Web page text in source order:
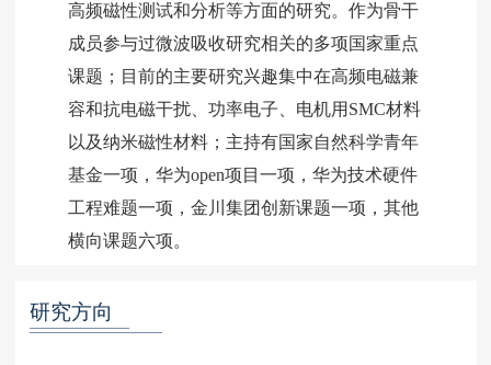
高频磁性测试和分析等方面的研究。作为骨干
成员参与过微波吸收研究相关的多项国家重点
课题；目前的主要研究兴趣集中在高频电磁兼
容和抗电磁干扰、功率电子、电机用SMC材料
以及纳米磁性材料；主持有国家自然科学青年
基金一项，华为open项目一项，华为技术硬件
工程难题一项，金川集团创新课题一项，其他
研究方向